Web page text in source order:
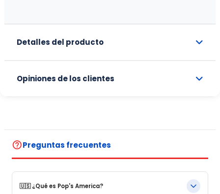
Detalles del producto
Opiniones de los clientes
help_outlinePreguntas frecuentes
🇺🇸 ¿Qué es Pop's America?